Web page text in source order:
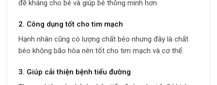
đề kháng cho bé và giúp bé thông minh hơn.
2. Công dụng tốt cho tim mạch
Hạnh nhân cũng có lượng chất béo nhưng đây là chất
béo không bão hòa nên tốt cho tim mạch và cơ thể.
3. Giúp cải thiện bệnh tiểu đường